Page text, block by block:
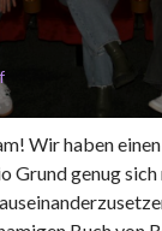
Wir haben
Grund genug